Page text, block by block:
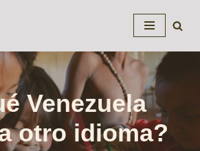
Venezuela
otro idioma?